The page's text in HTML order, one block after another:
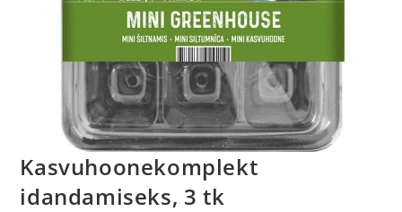
Kasvuhoonekomplekt
idandamiseks, 3 tk